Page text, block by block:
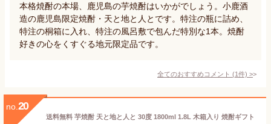
本格焼酎の本場、鹿児島の芋焼酎はいかがでしょう。小鹿酒
造の鹿児島限定焼酎・天と地と人とです。特注の瓶に詰め、
特注の桐箱に入れ、特注の風呂敷で包んだ特別な1本。焼酎
好きの心をくすぐる地元限定品です。
全てのおすすめコメント (1件) >
no. 20
送料無料 芋焼酎 天と地と人と 30度 1800ml 1.8L 木箱入り 焼酎ギフト